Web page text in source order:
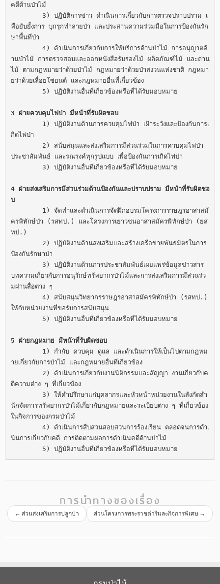
คดีด้านป่าไม้
พื่อยับยั้งการ บุกรุกทำลายป่า และประสานความร่วมมือในการป้องกันรัก
ษาพื้นที่ป่า
านป่าไม้ การตรวจสอบและออกหนังสือรับรองไม้ ผลิตภัณฑ์ไม้ และถ่าน
ไม้ ตามกฎหมายว่าด้วยป่าไม้ กฎหมายว่าด้วยป่าสงวนแห่งชาติ กฎหมา
ยว่าด้วยเลื่อยโซ่ยนต์ และกฎหมายอื่นที่เกี่ยวข้อง
3 ฝ่ายควบคุมไฟป่า มีหน้าที่รับผิดชอบ
กิดไฟป่า
ประชาสัมพันธ์ และรณรงค์ทุกรูปแบบ เพื่อป้องกันการเกิดไฟป่า
4 ฝ่ายส่งเสริมการมีส่วนร่วมด้านป้องกันและปราบปราม มีหน้าที่รับผิดชอ
บ
ครพิทักษ์ป่า (รสทป.) และโครงการเยาวชนอาสาสมัครพิทักษ์ป่า (ยส
ทป.)
ป้องกันรักษาป่า
บทความเกี่ยวกับการอนุรักษ์ทรัพยากรป่าไม้และการส่งเสริมการมีส่วนร่ว
มผ่านสื่อต่าง ๆ
ให้กับหน่วยงานที่ขอรับการสนับสนุน
5 ฝ่ายกฎหมาย มีหน้าที่รับผิดชอบ
ายเกี่ยวกับการป่าไม้ และกฎหมายอื่นที่เกี่ยวข้อง
ดีความต่าง ๆ ที่เกี่ยวข้อง
นักจัดการทรัพยากรป่าไม้เกี่ยวกับกฎหมายและระเบียบต่าง ๆ ที่เกี่ยวข้อง
ในกิจการของกรมป่าไม้
นินการเกี่ยวกับคดี การติดตามผลการดำเนินคดีด้านป่าไม้
	5) ปฏิบัติงานอื่นที่เกี่ยวข้องหรือที่ได้รับมอบหมาย
การนำทางของเรื่อง
← ส่วนส่งเสริมการปลูกป่า ส่วนโครงการพระราชดำริและกิจการพิเศษ →